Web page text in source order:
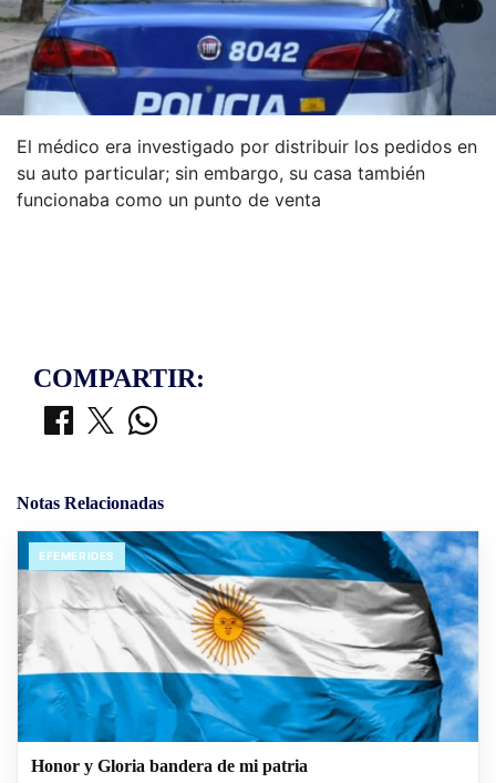
El médico era investigado por distribuir los pedidos en
su auto particular; sin embargo, su casa también
funcionaba como un punto de venta
COMPARTIR:
Notas Relacionadas
EFEMERIDES
Honor y Gloria bandera de mi patria